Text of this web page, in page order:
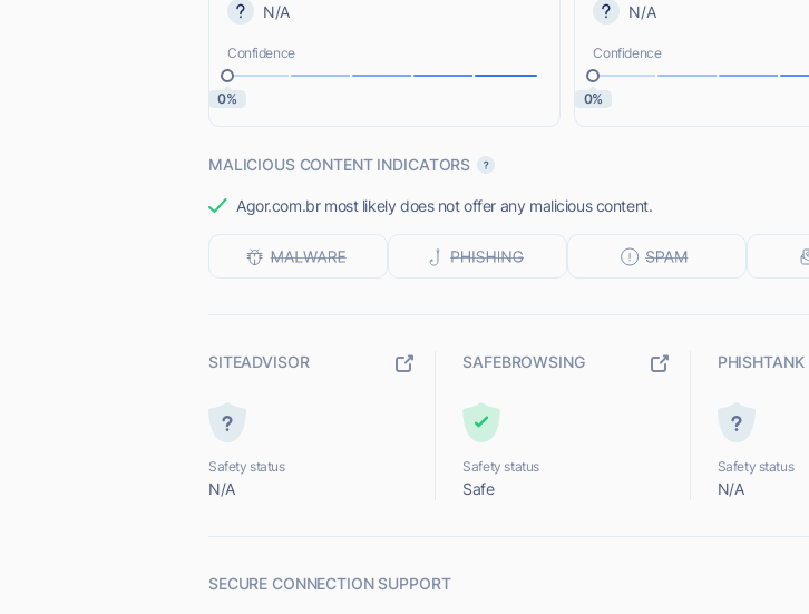
N/A
Confidence
0%
N/A
Confidence
0%
MALICIOUS CONTENT INDICATORS
Agor.com.br most likely does not offer any malicious content.
SITEADVISOR
Safety status
N/A
SAFEBROWSING
Safety status
Safe
PHISHTANK
Safety status
N/A
SECURE CONNECTION SUPPORT